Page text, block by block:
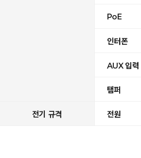
PoE
인터폰
AUX 입력
탬퍼
전기 규격 전원